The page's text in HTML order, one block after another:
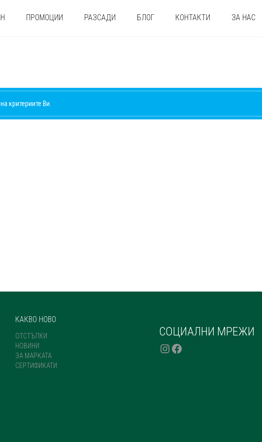
ПРОМОЦИИ РАЗСАДИ БЛОГ КОНТАКТИ ЗА НАС
критериите Ви.
КАКВО НОВО
ОТСТЪПКИ
НОВИНИ
ЗА МАРКАТА
СЕРТИФИКАТИ
СОЦИАЛНИ МРЕЖИ
INSTAGRAM
FACEBOOK